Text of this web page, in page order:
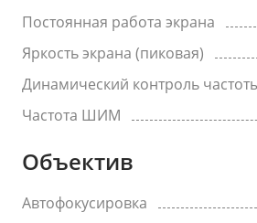
Постоянная работа экрана
Яркость экрана (пиковая)
Динамический контроль
Частота ШИМ
Объектив
Автофокусировка